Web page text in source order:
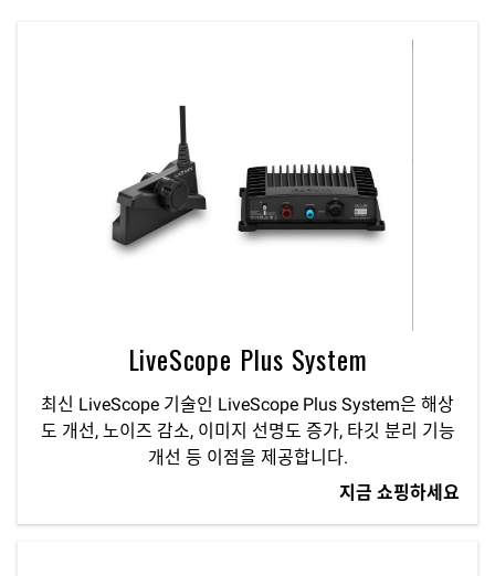
LiveScope Plus System
최신 LiveScope 기술인 LiveScope Plus System은 해상
도 개선, 노이즈 감소, 이미지 선명도 증가, 타깃 분리 기능
개선 등 이점을 제공합니다.
지금 쇼핑하세요